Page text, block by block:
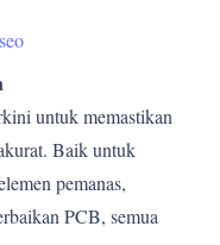
untuk memastikan
Baik untuk
pemanas,
PCB, semua